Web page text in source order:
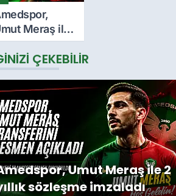
Meraş ile
ÇEKEBILIR
Umut Meraş ile 2
sözleşme imzaladı